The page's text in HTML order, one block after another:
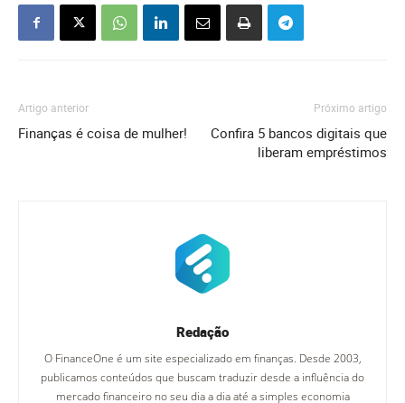
Artigo anterior
Finanças é coisa de mulher!
Próximo artigo
Confira 5 bancos digitais que
liberam empréstimos
Redação
O FinanceOne é um site especializado em finanças. Desde 2003,
publicamos conteúdos que buscam traduzir desde a influência do
mercado financeiro no seu dia a dia até a simples economia